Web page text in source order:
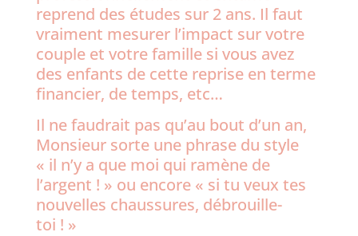
reprend des études sur 2 ans. Il faut
vraiment mesurer l’impact sur votre
couple et votre famille si vous avez
des enfants de cette reprise en terme
financier, de temps, etc…
Il ne faudrait pas qu’au bout d’un an,
Monsieur sorte une phrase du style
« il n’y a que moi qui ramène de
l’argent ! » ou encore « si tu veux tes
nouvelles chaussures, débrouille-
toi ! »